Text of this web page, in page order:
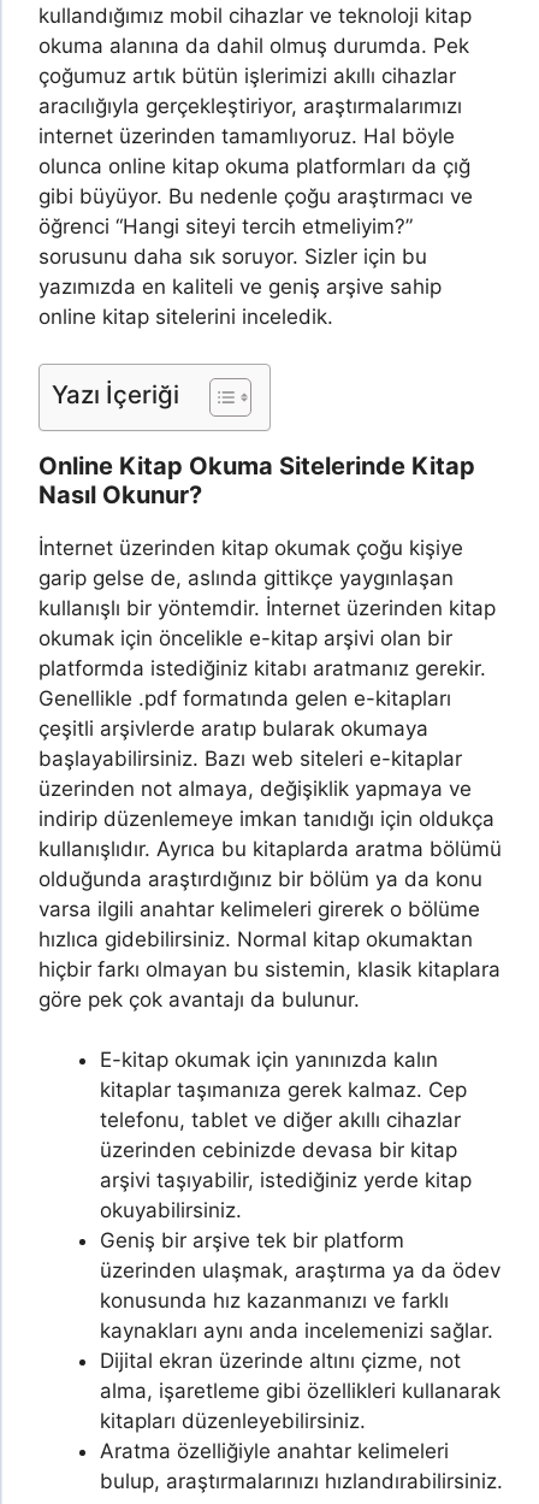
kullandığımız mobil cihazlar ve teknoloji kitap
okuma alanına da dahil olmuş durumda. Pek
çoğumuz artık bütün işlerimizi akıllı cihazlar
aracılığıyla gerçekleştiriyor, araştırmalarımızı
internet üzerinden tamamlıyoruz. Hal böyle
olunca online kitap okuma platformları da çığ
gibi büyüyor. Bu nedenle çoğu araştırmacı ve
öğrenci “Hangi siteyi tercih etmeliyim?”
sorusunu daha sık soruyor. Sizler için bu
yazımızda en kaliteli ve geniş arşive sahip
online kitap sitelerini inceledik.
Yazı İçeriği
Online Kitap Okuma Sitelerinde Kitap
Nasıl Okunur?
İnternet üzerinden kitap okumak çoğu kişiye
garip gelse de, aslında gittikçe yaygınlaşan
kullanışlı bir yöntemdir. İnternet üzerinden kitap
okumak için öncelikle e-kitap arşivi olan bir
platformda istediğiniz kitabı aratmanız gerekir.
Genellikle .pdf formatında gelen e-kitapları
çeşitli arşivlerde aratıp bularak okumaya
başlayabilirsiniz. Bazı web siteleri e-kitaplar
üzerinden not almaya, değişiklik yapmaya ve
indirip düzenlemeye imkan tanıdığı için oldukça
kullanışlıdır. Ayrıca bu kitaplarda aratma bölümü
olduğunda araştırdığınız bir bölüm ya da konu
varsa ilgili anahtar kelimeleri girerek o bölüme
hızlıca gidebilirsiniz. Normal kitap okumaktan
hiçbir farkı olmayan bu sistemin, klasik kitaplara
göre pek çok avantajı da bulunur.
E-kitap okumak için yanınızda kalın
kitaplar taşımanıza gerek kalmaz. Cep
telefonu, tablet ve diğer akıllı cihazlar
üzerinden cebinizde devasa bir kitap
arşivi taşıyabilir, istediğiniz yerde kitap
okuyabilirsiniz.
Geniş bir arşive tek bir platform
üzerinden ulaşmak, araştırma ya da ödev
konusunda hız kazanmanızı ve farklı
kaynakları aynı anda incelemenizi sağlar.
Dijital ekran üzerinde altını çizme, not
alma, işaretleme gibi özellikleri kullanarak
kitapları düzenleyebilirsiniz.
Aratma özelliğiyle anahtar kelimeleri
bulup, araştırmalarınızı hızlandırabilirsiniz.